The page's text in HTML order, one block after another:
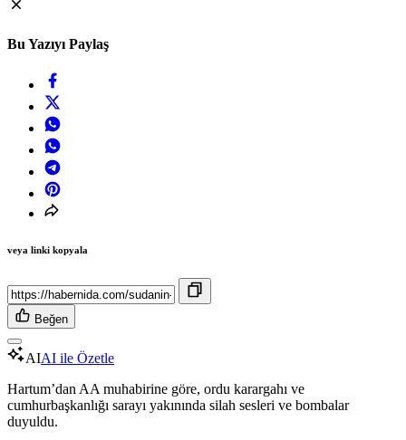
Bu Yazıyı Paylaş
veya linki kopyala
Beğen
AIAI ile Özetle
Hartum’dan AA muhabirine göre, ordu karargahı ve
cumhurbaşkanlığı sarayı yakınında silah sesleri ve bombalar
duyuldu.